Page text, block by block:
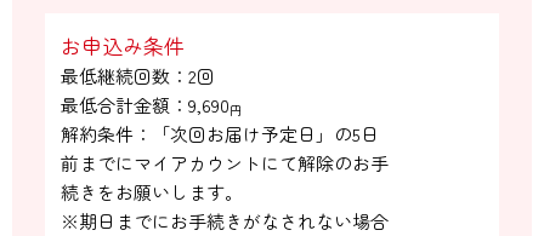
お申込み条件
最低継続回数：2回
最低合計金額： 9,690円
解約条件：「次回お届け予定日」の5日
前までにマイアカウントにて解除のお手
続きをお願いします。
※期日までにお手続きがなされない場合